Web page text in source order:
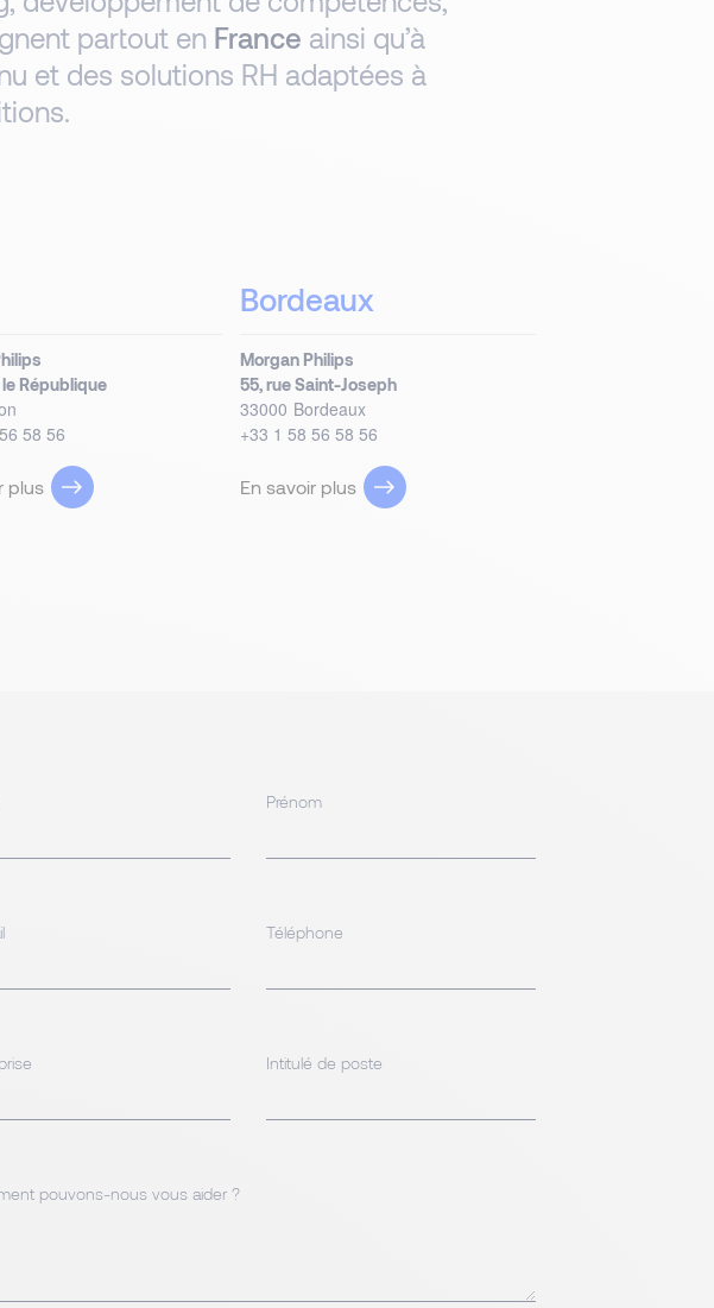
partout en France ainsi qu’à
et des solutions RH adaptées à
le République
58 56
plus
Bordeaux
Morgan Philips
55, rue Saint-Joseph
33000 Bordeaux
+33 1 58 56 58 56
En savoir plus
Prénom
Téléphone
Intitulé de poste
pouvons-nous vous aider ?